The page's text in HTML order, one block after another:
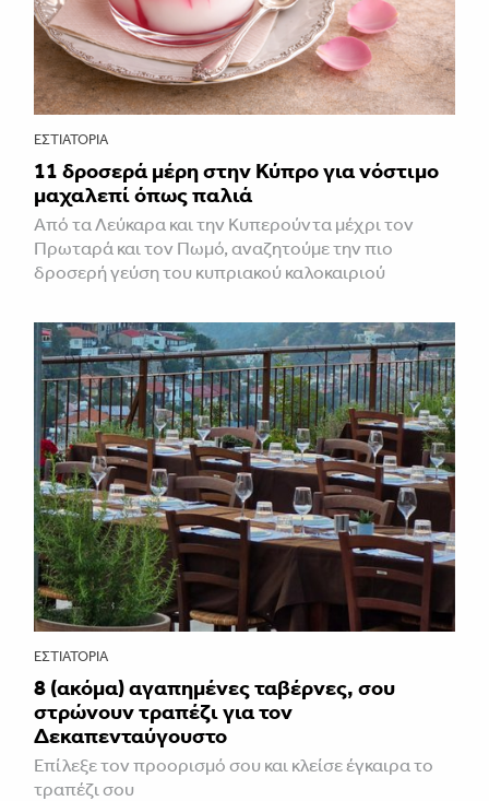
ΕΣΤΙΑΤΌΡΙΑ
11 δροσερά μέρη στην Κύπρο για νόστιμο
μαχαλεπί όπως παλιά
Από τα Λεύκαρα και την Κυπερούντα μέχρι τον
Πρωταρά και τον Πωμό, αναζητούμε την πιο
δροσερή γεύση του κυπριακού καλοκαιριού
ΕΣΤΙΑΤΌΡΙΑ
8 (ακόμα) αγαπημένες ταβέρνες, σου
στρώνουν τραπέζι για τον
Δεκαπενταύγουστο
Επίλεξε τον προορισμό σου και κλείσε έγκαιρα το
τραπέζι σου